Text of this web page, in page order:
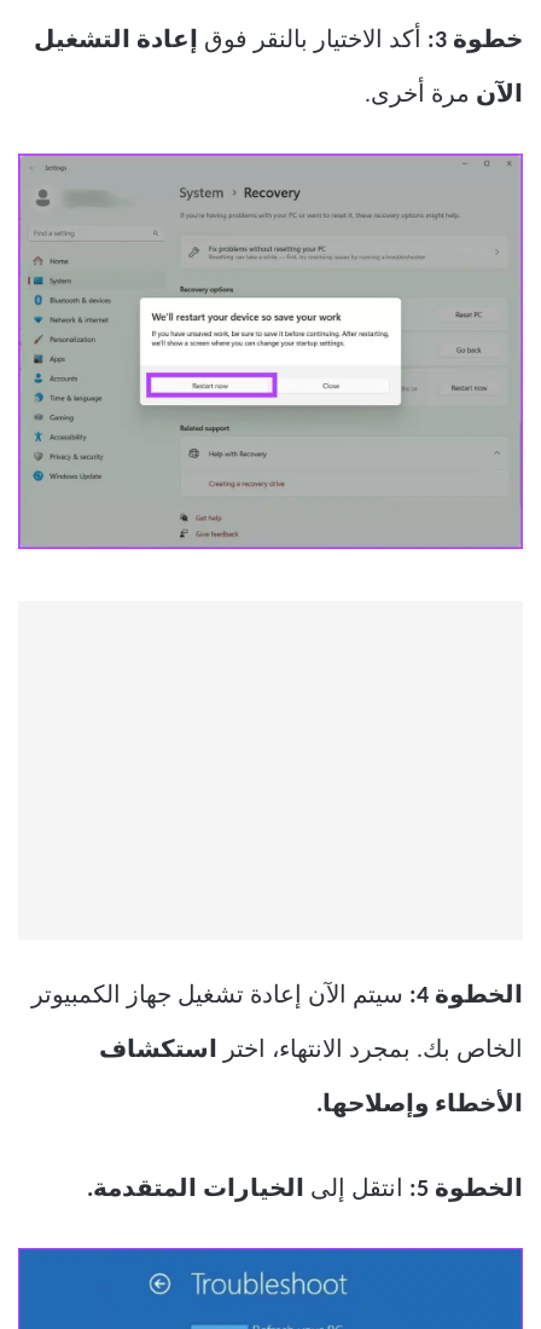
خطوة 3: أكد الاختيار بالنقر فوق إعادة التشغيل
الآن مرة أخرى.
الخطوة 4: سيتم الآن إعادة تشغيل جهاز الكمبيوتر
الخاص بك. بمجرد الانتهاء، اختر استكشاف
الأخطاء وإصلاحها.
الخطوة 5: انتقل إلى الخيارات المتقدمة.